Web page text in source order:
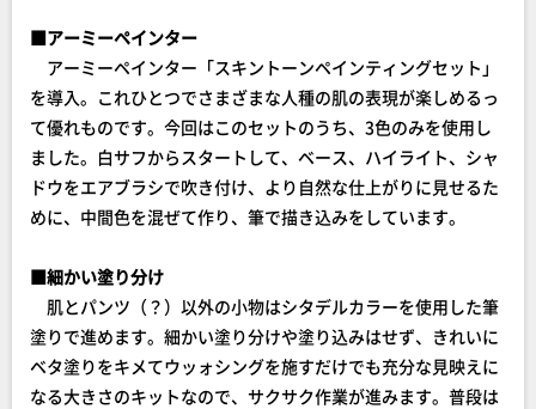
■アーミーペインター
アーミーペインター「スキントーンペインティングセット」
を導入。これひとつでさまざまな人種の肌の表現が楽しめるっ
て優れものです。今回はこのセットのうち、3色のみを使用し
ました。白サフからスタートして、ベース、ハイライト、シャ
ドウをエアブラシで吹き付け、より自然な仕上がりに見せるた
めに、中間色を混ぜて作り、筆で描き込みをしています。
■細かい塗り分け
肌とパンツ（？）以外の小物はシタデルカラーを使用した筆
塗りで進めます。細かい塗り分けや塗り込みはせず、きれいに
ベタ塗りをキメてウッォシングを施すだけでも充分な見映えに
なる大きさのキットなので、サクサク作業が進みます。普段は